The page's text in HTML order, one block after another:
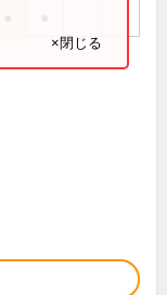
×閉じる